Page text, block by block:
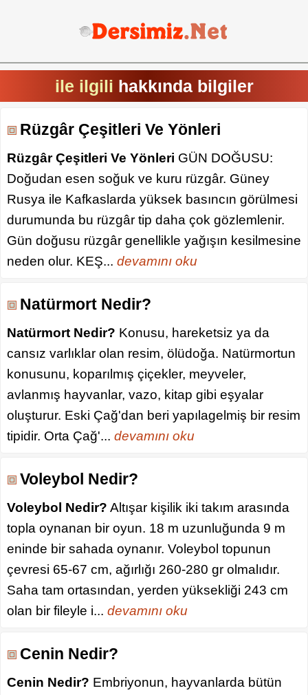
ile ilgili hakkında bilgiler
Rüzgâr Çeşitleri Ve Yönleri
Rüzgâr Çeşitleri Ve Yönleri GÜN DOĞUSU:
Doğudan esen soğuk ve kuru rüzgâr. Güney
Rusya ile Kafkaslarda yüksek basıncın görülmesi
durumunda bu rüzgâr tip daha çok gözlemlenir.
Gün doğusu rüzgâr genellikle yağışın kesilmesine
neden olur. KEŞ... devamını oku
Natürmort Nedir?
Natürmort Nedir? Konusu, hareketsiz ya da
cansız varlıklar olan resim, ölüdoğa. Natürmortun
konusunu, koparılmış çiçekler, meyveler,
avlanmış hayvanlar, vazo, kitap gibi eşyalar
oluşturur. Eski Çağ'dan beri yapılagelmiş bir resim
tipidir. Orta Çağ'... devamını oku
Voleybol Nedir?
Voleybol Nedir? Altışar kişilik iki takım arasında
topla oynanan bir oyun. 18 m uzunluğunda 9 m
eninde bir sahada oynanır. Voleybol topunun
çevresi 65-67 cm, ağırlığı 260-280 gr olmalıdır.
Saha tam ortasından, yerden yüksekliği 243 cm
olan bir fileyle i... devamını oku
Cenin Nedir?
Cenin Nedir? Embriyonun, hayvanlarda bütün